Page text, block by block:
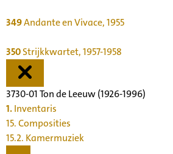
349Andante en Vivace, 1955
350Strijkkwartet, 1957-1958
3730-01 Ton de Leeuw (1926-1996)
1.Inventaris
15. Composities
15.2. Kamermuziek